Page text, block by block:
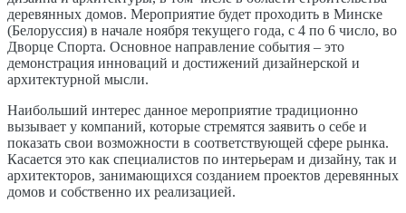
деревянных домов. Мероприятие будет проходить в Минске
(Белоруссия) в начале ноября текущего года, с 4 по 6 число, во
Дворце Спорта. Основное направление события – это
демонстрация инноваций и достижений дизайнерской и
архитектурной мысли.
Наибольший интерес данное мероприятие традиционно
вызывает у компаний, которые стремятся заявить о себе и
показать свои возможности в соответствующей сфере рынка.
Касается это как специалистов по интерьерам и дизайну, так и
архитекторов, занимающихся созданием проектов деревянных
домов и собственно их реализацией.